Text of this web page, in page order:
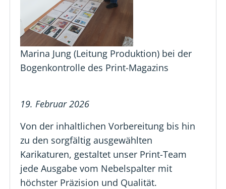
Marina Jung (Leitung Produktion) bei der
Bogenkontrolle des Print-Magazins
19. Februar 2026
Von der inhaltlichen Vorbereitung bis hin
zu den sorgfältig ausgewählten
Karikaturen, gestaltet unser Print-Team
jede Ausgabe vom Nebelspalter mit
höchster Präzision und Qualität.